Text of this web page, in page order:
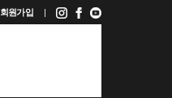
회원가입